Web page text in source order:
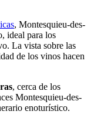
, Montesquieu-des-
ideal para los
La vista sobre las
de los vinos hacen
, cerca de los
Montesquieu-des-
enoturístico.